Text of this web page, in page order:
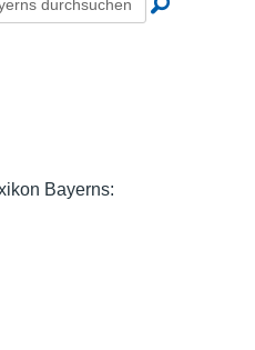
Bayerns: